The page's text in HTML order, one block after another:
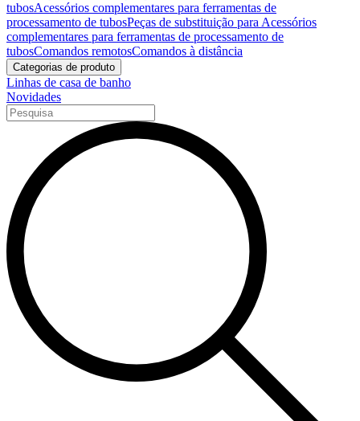
tubosAcessórios complementares para ferramentas de
processamento de tubosPeças de substituição para Acessórios
complementares para ferramentas de processamento de
tubosComandos remotosComandos à distância
Categorias de produto
Linhas de casa de banho
Novidades